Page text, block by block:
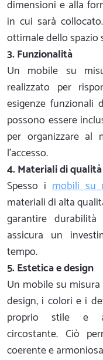
dimensioni e alla
in cui sarà
ottimale dello spazio
3. Funzionalità
Un mobile su
realizzato per
esigenze funzionali
possono essere
per organizzare al
l'accesso.
4. Materiali di qualità
Spesso imobili su
materiali di alta
garantire
assicura un
tempo.
5. Estetica e design
Un mobile su
design, i colori e i
proprio stile e
circostante. Ciò
coerente e